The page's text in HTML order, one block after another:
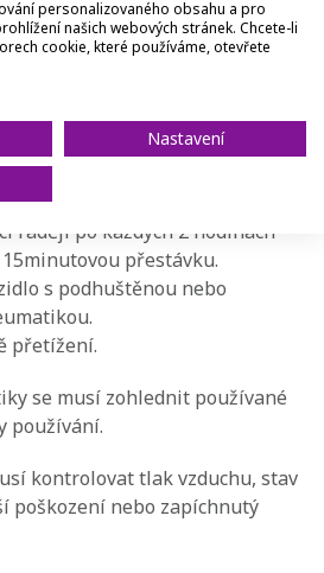
si řidiči přečetli pokyny týkající
uvádí výrobci automobilů.
automobilů.
by se měl kontrolovat
a to včetně rezervní
raději po každých 2 hodinách
přestávku.
s podhuštěnou nebo
přetížení.
se musí zohlednit používané
používání.
kontrolovat tlak vzduchu, stav
poškození nebo zapíchnutý
personalizovaného obsahu a pro
našich webových stránek. Chcete-li
cookie, které používáme, otevřete
Nastavení